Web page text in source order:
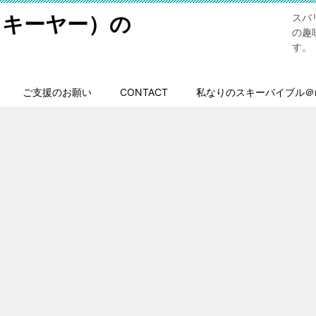
ーヤー）の
スバ
の趣
す。
ご支援のお願い CONTACT 私なりのスキーバイブル